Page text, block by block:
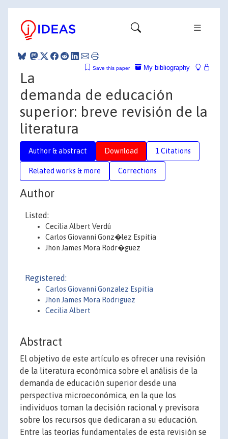
My bibliography
Save this paper
La
demanda de educación
superior: breve revisión de la
literatura
Author & abstract Download 1 Citations
Related works & more Corrections
Author
Listed:
Cecilia Albert Verdú
Carlos Giovanni Gonz�lez Espitia
Jhon James Mora Rodr�guez
Registered:
Carlos Giovanni Gonzalez Espitia
Jhon James Mora Rodriguez
Cecilia Albert
Abstract
El objetivo de este artículo es ofrecer una revisión
de la literatura económica sobre el análisis de la
demanda de educación superior desde una
perspectiva microeconómica, en la que los
individuos toman la decisión racional y previsora
sobre los recursos que dedicaran a su educación.
Entre las teorías fundamentales de esta revisión se